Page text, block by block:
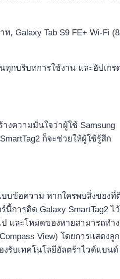
, Galaxy Tab S9 FE+ Wi-Fi
กบริบทการใช้งาน และอัปเกร
งความมั่นใจว่าผู้ใช้ Samsung
ก็จะช่วยให้ผู้ใช้รู้สึก
บข้อความ หากใครพบสิ่งของที่
การติด Galaxy SmartTag2 ไ
และโหมดของหายสามารถทำ
View) โดยการแสดงลู
รับเทคโนโลยีอัลตร้าไวด์แบนด์